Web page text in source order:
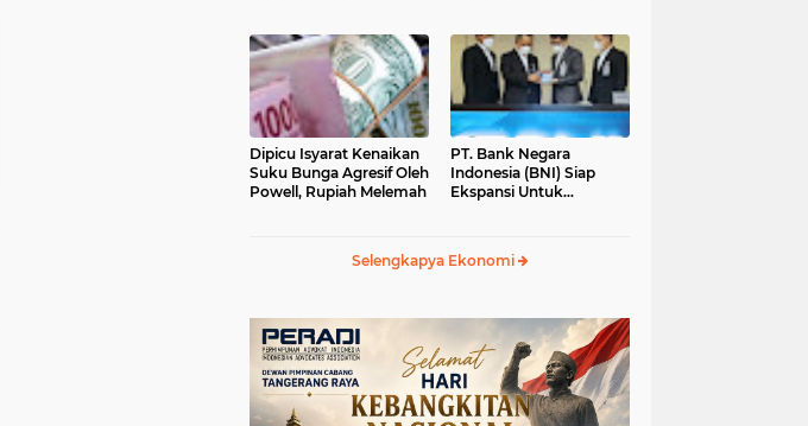
Dipicu Isyarat Kenaikan
Suku Bunga Agresif Oleh
Powell, Rupiah Melemah
PT. Bank Negara
Indonesia (BNI) Siap
Ekspansi Untuk
Selengkapya Ekonomi